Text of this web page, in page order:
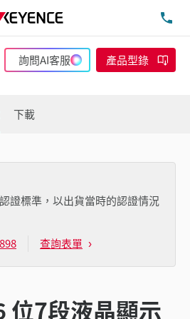
詢問AI客服 產品型錄
下載
證標準，以出貨當時的認證情況
查詢表單
7段液晶顯示